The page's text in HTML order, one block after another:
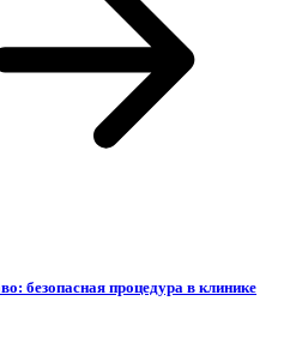
безопасная процедура в клинике